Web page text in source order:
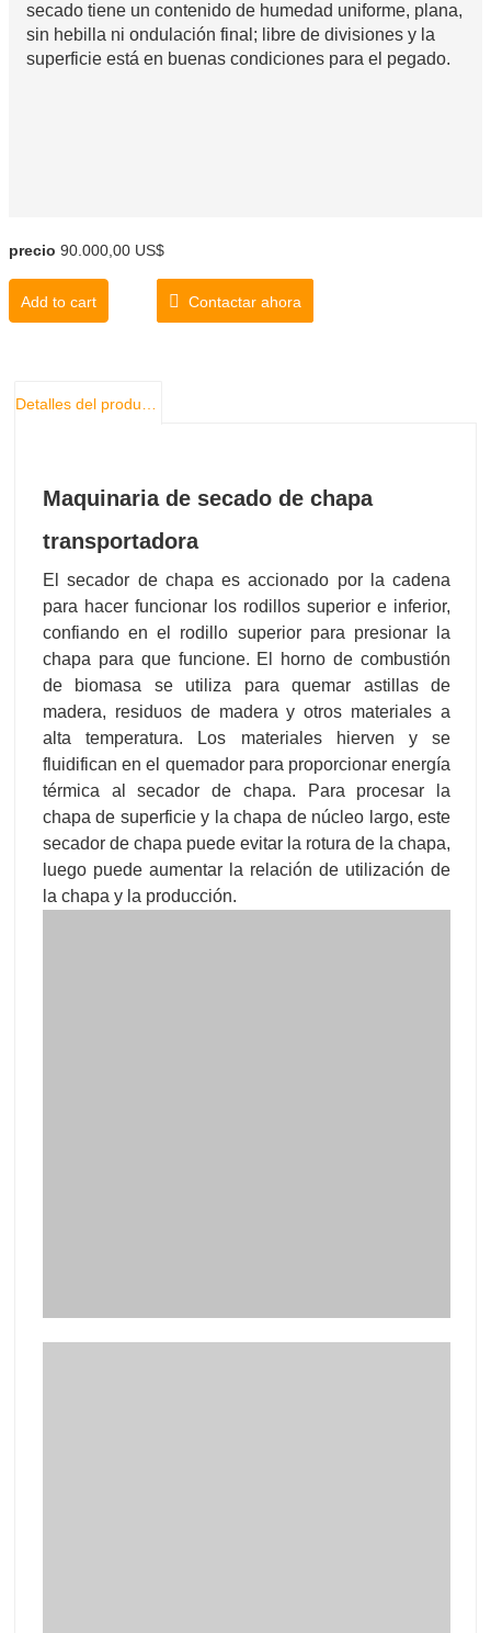
secado tiene un contenido de humedad uniforme, plana,
sin hebilla ni ondulación final; libre de divisiones y la
superficie está en buenas condiciones para el pegado.
precio 90.000,00 US$
Add to cart Contactar ahora
Detalles del producto
Maquinaria de secado de chapa
transportadora
El secador de chapa es accionado por la cadena
para hacer funcionar los rodillos superior e inferior,
confiando en el rodillo superior para presionar la
chapa para que funcione. El horno de combustión
de biomasa se utiliza para quemar astillas de
madera, residuos de madera y otros materiales a
alta temperatura. Los materiales hierven y se
fluidifican en el quemador para proporcionar energía
térmica al secador de chapa. Para procesar la
chapa de superficie y la chapa de núcleo largo, este
secador de chapa puede evitar la rotura de la chapa,
luego puede aumentar la relación de utilización de
la chapa y la producción.